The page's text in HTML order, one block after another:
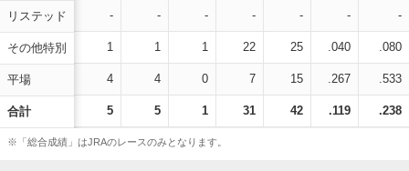
リステッド
その他特別
平場
合計
- - - - - - -
1 1 1 22 25 .040 .080
4 4 0 7 15 .267 .533
5 5 1 31 42 .119 .238
※「総合成績」はJRAのレースのみとなります。